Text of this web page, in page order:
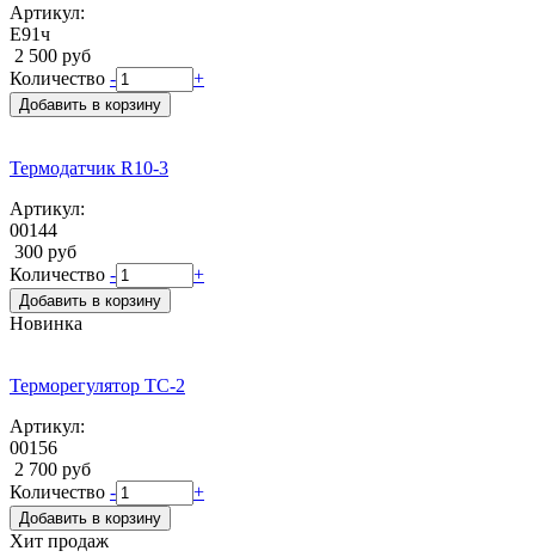
Артикул:
Е91ч
2 500 руб
Количество - +
Добавить в корзину
Термодатчик R10-3
Артикул:
00144
300 руб
Количество - +
Добавить в корзину
Новинка
Терморегулятор ТС-2
Артикул:
00156
2 700 руб
Количество - +
Добавить в корзину
Хит продаж